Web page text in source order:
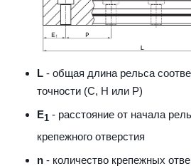
L - общая длина рельса
точности (С, H или Р)
E1 - расстояние от начала
крепежного отверстия
n - количество крепежных